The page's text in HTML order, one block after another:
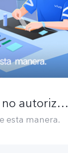
Reparación oficial VS. Reparación no autorizada
esta manera.